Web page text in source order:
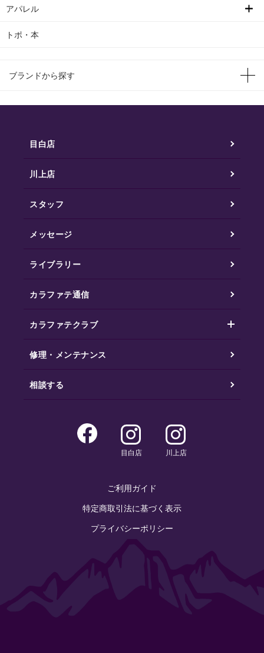
アパレル
トポ・本
ブランドから探す
目白店
川上店
スタッフ
メッセージ
ライブラリー
カラファテ通信
カラファテクラブ
修理・メンテナンス
相談する
目白店 川上店
ご利用ガイド
特定商取引法に基づく表示
プライバシーポリシー